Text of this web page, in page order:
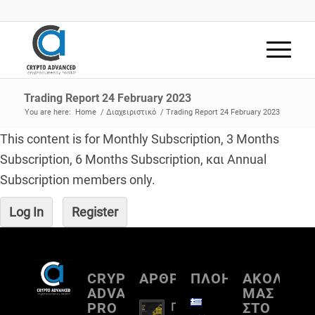
Trading Report 24 February 2023
You are here: Home / Διαχειριστικό / Trading Report 24 February 2023
This content is for Monthly Subscription, 3 Months
Subscription, 6 Months Subscription, και Annual
Subscription members only.
Log In Register
CRYPTO
ADVANCED
PRO
ΑΡΘΡΟΓΡΑΦΙΑ
Πλήρη
ΠΛΟΗΓΗΣΗ
ΜΑΣ
ΣΤΟ